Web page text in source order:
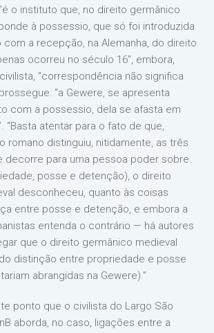
“é o instituto que, no direito germânico
à possessio, que só foi introduzida
com a recepção, na Alemanha, do direito
ocorreu no século 16”, embora,
“correspondência não significa
“a Gewere, se apresenta
com a possessio, dela se afasta em
“Basta atentar para o fato de que,
romano distinguiu, nitidamente, as três
decorre para uma pessoa poder sobre
posse e detenção), o direito
desconheceu, quanto às coisas
entre posse e detenção, e embora a
entenda o contrário — há autores
que o direito germânico medieval
distinção entre propriedade e posse
abrangidas na Gewere).”
ponto que o civilista do Largo São
aborda, no caso, ligações entre a